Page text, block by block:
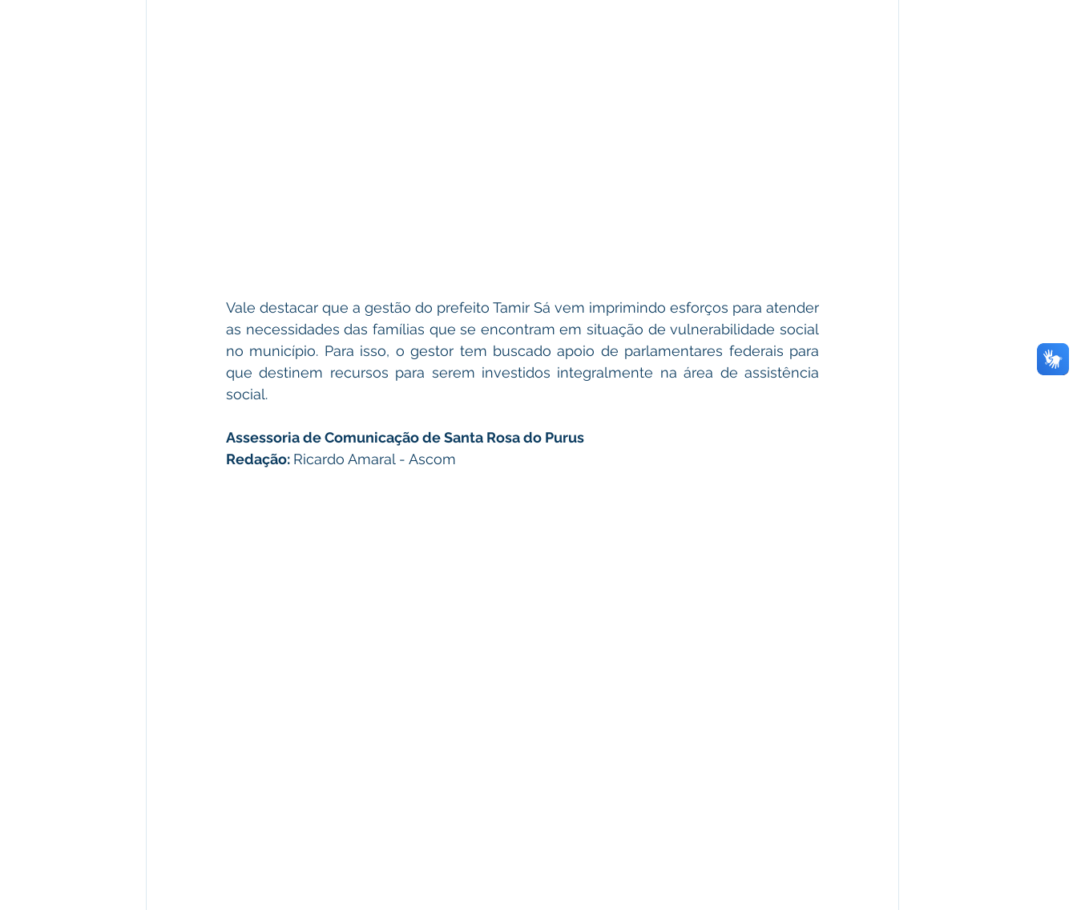
Vale destacar que a gestão do prefeito Tamir Sá vem imprimindo esforços para atender
as necessidades das famílias que se encontram em situação de vulnerabilidade social
no município. Para isso, o gestor tem buscado apoio de parlamentares federais para
que destinem recursos para serem investidos integralmente na área de assistência
social.
Assessoria de Comunicação de Santa Rosa do Purus
Redação: Ricardo Amaral - Ascom